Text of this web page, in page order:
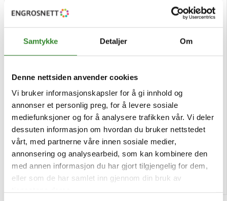
Samtykke Detaljer Om
Denne nettsiden anvender cookies
Vi bruker informasjonskapsler for å gi innhold og
annonser et personlig preg, for å levere sosiale
mediefunksjoner og for å analysere trafikken vår. Vi deler
dessuten informasjon om hvordan du bruker nettstedet
vårt, med partnerne våre innen sosiale medier,
annonsering og analysearbeid, som kan kombinere den
med annen informasjon du har gjort tilgjengelig for dem,
eller som de har samlet inn gjennom din bruk av
Fullkornsris bib 8x125g
Pris
kr 44,00 /stk
Bestillingsvare
Makaroni snarkokt 650g
Pris
kr 32,25 /pk
Tilgjengelig
Kjøp